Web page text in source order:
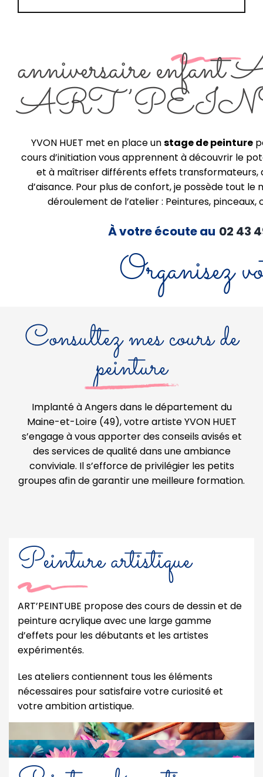
Organisez
anniversaire enfant
YVON HUET met en place unstage de peinture
cours d’initiation vous apprennent à découvrir le
et à maîtriser différents effets transformateurs,
d’aisance. Pour plus de confort, je possède tout
déroulement de l’atelier : Peintures, pinceaux,
À votre écoute au 02 43
Consultez mes cours de
peinture
Implanté à Angers dans le département du
Maine-et-Loire (49), votre artiste YVON HUET
s’engage à vous apporter des conseils avisés et
des services de qualité dans une ambiance
conviviale. Il s’efforce de privilégier les petits
groupes afin de garantir une meilleure formation.
Peinture artistique
ART’PEINTUBE propose des cours de dessin et de
peinture acrylique avec une large gamme
d’effets pour les débutants et les artistes
expérimentés.
Les ateliers contiennent tous les éléments
nécessaires pour satisfaire votre curiosité et
votre ambition artistique.